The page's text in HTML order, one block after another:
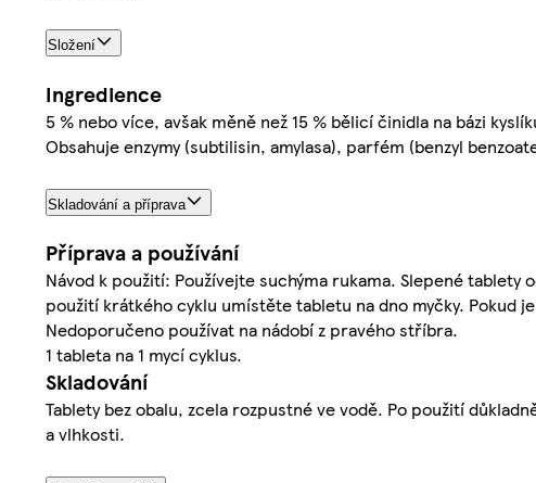
Složení
Ingredience
5 % nebo více, avšak měně než 15 % bělicí činidla na bázi
Obsahuje enzymy (subtilisin, amylasa), parfém (benzyl
Skladování a příprava
Příprava a používání
Návod k použití: Používejte suchýma rukama. Slepené
použití krátkého cyklu umístěte tabletu na dno myčky. Pokud
Nedoporučeno používat na nádobí z pravého stříbra.
1 tableta na 1 mycí cyklus.
Skladování
Tablety bez obalu, zcela rozpustné ve vodě. Po použití
a vlhkosti.